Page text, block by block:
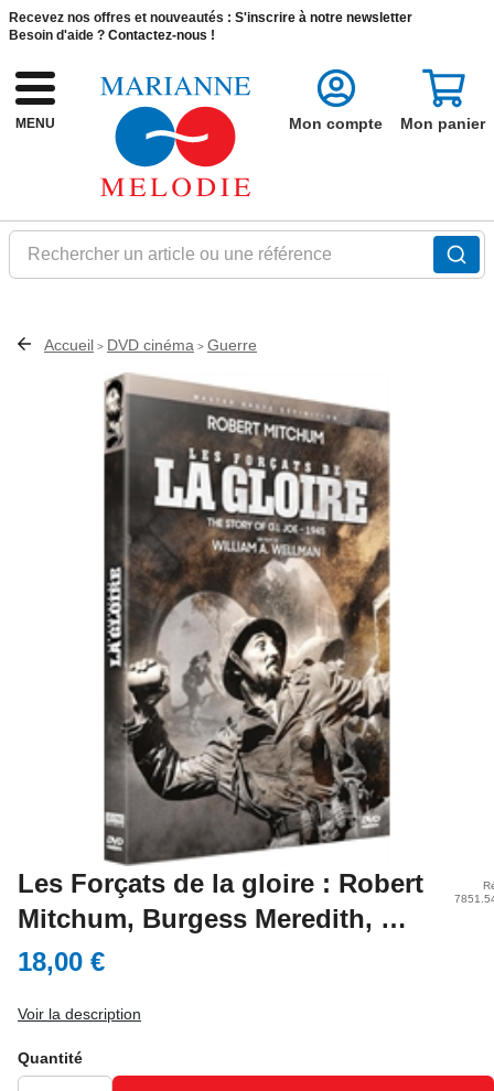
Recevez nos offres et nouveautés : S'inscrire à notre newsletter
Besoin d'aide ? Contactez-nous !
MENU
Rechercher un article ou une référence
Mon compte Mon panier
Accueil > DVD cinéma > Guerre
Les Forçats de la gloire : Robert
Mitchum, Burgess Meredith, …
18,00 €
Voir la description
Quantité